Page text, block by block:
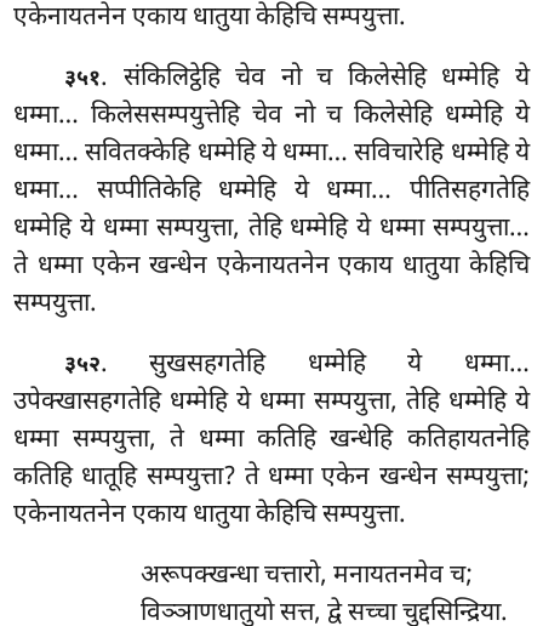
एकेनायतनेन एकाय धातुया केहिचि सम्पयुत्ता.
३५१. संकिलिट्ठेहि चेव नो च किलेसेहि धम्मेहि ये
धम्मा… किलेससम्पयुत्तेहि चेव नो च किलेसेहि धम्मेहि ये
धम्मा… सवितक्केहि धम्मेहि ये धम्मा… सविचारेहि धम्मेहि ये
धम्मा… सप्पीतिकेहि धम्मेहि ये धम्मा… पीतिसहगतेहि
धम्मेहि ये धम्मा सम्पयुत्ता, तेहि धम्मेहि ये धम्मा सम्पयुत्ता…
ते धम्मा एकेन खन्धेन एकेनायतनेनएकाय धातुया केहिचि
सम्पयुत्ता.
३५२. सुखसहगतेहि धम्मेहि ये धम्मा…
उपेक्खासहगतेहि धम्मेहि ये धम्मा सम्पयुत्ता, तेहि धम्मेहि ये
धम्मा सम्पयुत्ता, ते धम्मा कतिहि खन्धेहि कतिहायतनेहि
कतिहि धातूहि सम्पयुत्ता? ते धम्मा एकेन खन्धेन सम्पयुत्ता;
एकेनायतनेन एकाय धातुया केहिचि सम्पयुत्ता.
अरूपक्खन्धा चत्तारो, मनायतनमेव च;
विञ्ञाणधातुयो सत्त, द्वे सच्चा चुद्दसिन्द्रिया.